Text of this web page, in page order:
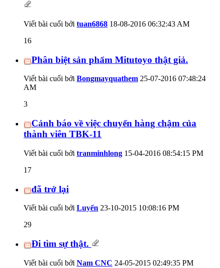
Viết bài cuối bởi tuan6868 18-08-2016 06:32:43 AM
16
Phân biệt sản phẩm Mitutoyo thật giả.
Viết bài cuối bởi Bongmayquathem 25-07-2016 07:48:24
AM
3
Cảnh báo về việc chuyển hàng chậm của
thành viên TBK-11
Viết bài cuối bởi tranminhlong 15-04-2016 08:54:15 PM
17
đã trở lại
Viết bài cuối bởi Luyến 23-10-2015 10:08:16 PM
29
Đi tìm sự thật.
Viết bài cuối bởi Nam CNC 24-05-2015 02:49:35 PM